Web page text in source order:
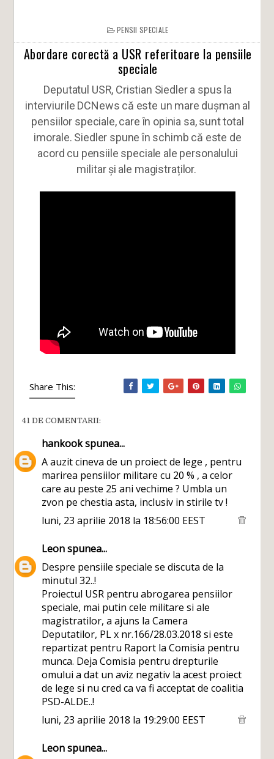
PENSII SPECIALE
Abordare corectă a USR referitoare la pensiile
speciale
Deputatul USR, Cristian Siedler a spus la
interviurile DCNews că este un mare dușman al
pensiilor speciale, care în opinia sa, sunt total
imorale. Siedler spune în schimb că este de
acord cu pensiile speciale ale personalului
militar și ale magistraților.
Share This:
41 DE COMENTARII:
hankookspunea...
A auzit cineva de un proiect de lege , pentru
marirea pensiilor militare cu 20 % , a celor
care au peste 25 ani vechime ? Umbla un
zvon pe chestia asta, inclusiv in stirile tv !
luni, 23 aprilie 2018 la 18:56:00 EEST
Leonspunea...
Despre pensiile speciale se discuta de la
minutul 32..!
Proiectul USR pentru abrogarea pensiilor
speciale, mai putin cele militare si ale
magistratilor, a ajuns la Camera
Deputatilor, PL x nr.166/28.03.2018 si este
repartizat pentru Raport la Comisia pentru
munca. Deja Comisia pentru drepturile
omului a dat un aviz negativ la acest proiect
de lege si nu cred ca va fi acceptat de coalitia
PSD-ALDE..!
luni, 23 aprilie 2018 la 19:29:00 EEST
Leonspunea...